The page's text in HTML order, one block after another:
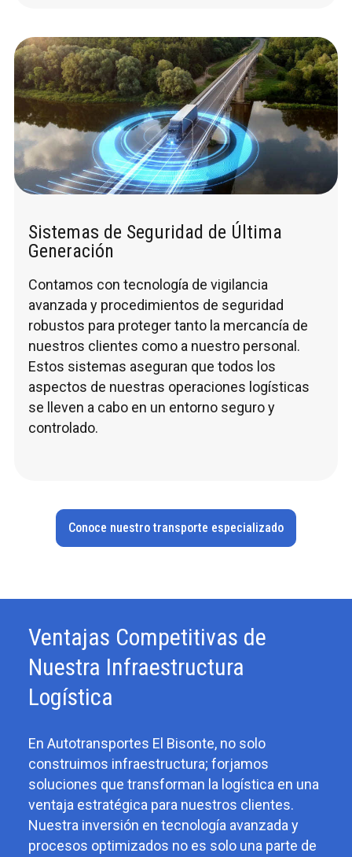
Sistemas de Seguridad de Última
Generación
Contamos con tecnología de vigilancia
avanzada y procedimientos de seguridad
robustos para proteger tanto la mercancía de
nuestros clientes como a nuestro personal.
Estos sistemas aseguran que todos los
aspectos de nuestras operaciones logísticas
se lleven a cabo en un entorno seguro y
controlado.
Conoce nuestro transporte especializado
Ventajas Competitivas de
Nuestra Infraestructura
Logística
En Autotransportes El Bisonte, no solo
construimos infraestructura; forjamos
soluciones que transforman la logística en una
ventaja estratégica para nuestros clientes.
Nuestra inversión en tecnología avanzada y
procesos optimizados no es solo una parte de